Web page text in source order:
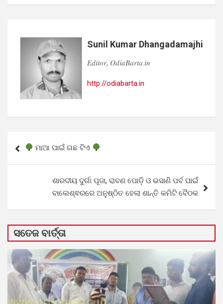
Sunil Kumar Dhangadamajhi
𝐸𝑑𝑖𝑡𝑜𝑟, 𝑂𝑑𝑖𝑎𝐵𝑎𝑟𝑡𝑎.𝑖𝑛
http://odiabarta.in
navigation
ମାଆ ପାଇଁ ଗଛ ଟିଏ
ଶାରଦୀୟ ଦୁର୍ଗା ପୂଜା, ରାବଣ ପୋଡ଼ି ଓ ଭସାଣି ପର୍ବ ପାଇଁ
ବାଲେଶ୍ଵରରେ ଅନୁଷ୍ଠିତ ହେଲା ଶାନ୍ତି କମିଟି ବୈଠକ
ସତେଜ ବାର୍ତ୍ତା